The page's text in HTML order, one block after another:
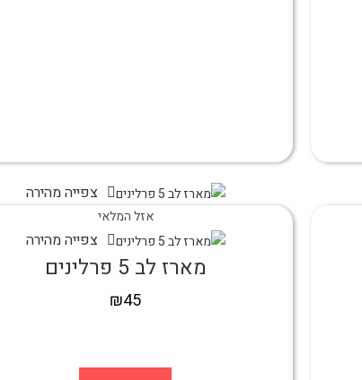
צפייה מהירה
אזל המלאי
צפייה מהירה
מארז לב 5 פרלינים
₪45